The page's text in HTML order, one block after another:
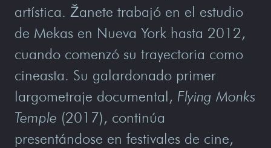
artística. Žanete trabajó en el estudio
de Mekas en Nueva York hasta 2012,
cuando comenzó su trayectoria como
cineasta. Su galardonado primer
largometraje documental, Flying Monks
Temple (2017), continúa
presentándose en festivales de cine,